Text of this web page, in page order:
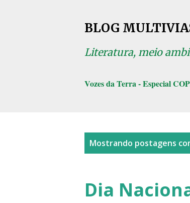
BLOG
Literatura, meio
Vozes da Terra - Especial
Mostrando postagens
Dia